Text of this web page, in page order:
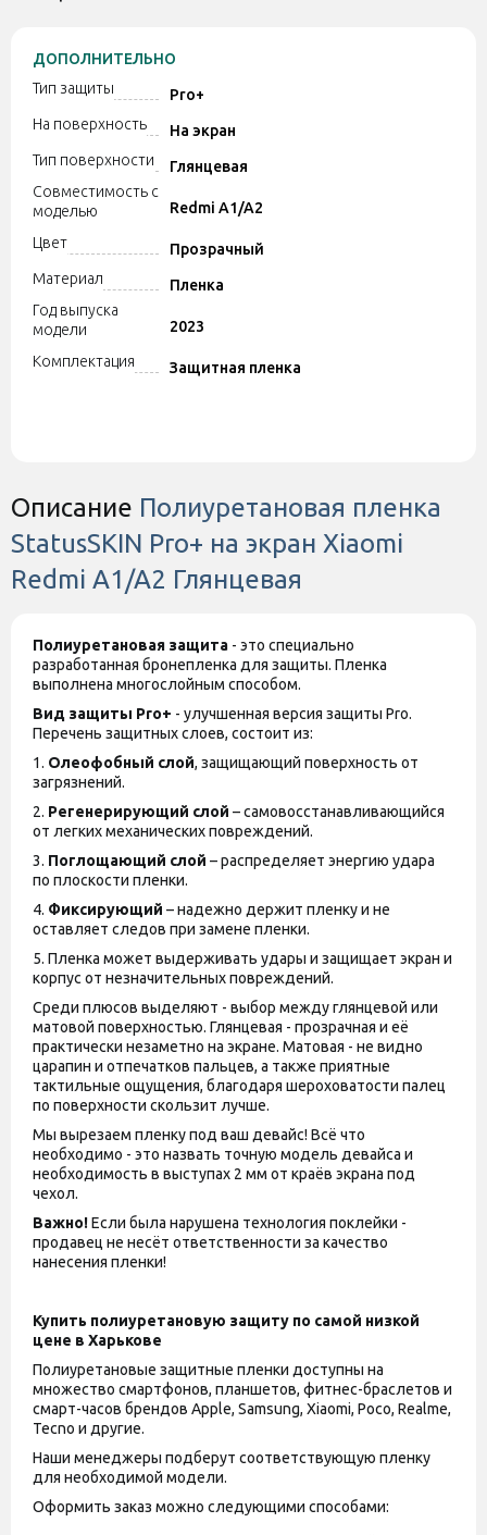
ДОПОЛНИТЕЛЬНО
Тип защиты
Pro+
На поверхность
На экран
Тип поверхности
Глянцевая
Совместимость с
моделью
Redmi A1/A2
Цвет
Прозрачный
Материал
Пленка
Год выпуска
модели
2023
Комплектация
Защитная пленка
Описание Полиуретановая пленка
StatusSKIN Pro+ на экран Xiaomi
Redmi A1/A2 Глянцевая
Полиуретановая защита - это специально
разработанная бронепленка для защиты. Пленка
выполнена многослойным способом.
Вид защиты Pro+ - улучшенная версия защиты Pro.
Перечень защитных слоев, состоит из:
1. Олеофобный слой, защищающий поверхность от
загрязнений.
2. Регенерирующий слой – самовосстанавливающийся
от легких механических повреждений.
3. Поглощающий слой – распределяет энергию удара
по плоскости пленки.
4. Фиксирующий – надежно держит пленку и не
оставляет следов при замене пленки.
5. Пленка может выдерживать удары и защищает экран и
корпус от незначительных повреждений.
Среди плюсов выделяют - выбор между глянцевой или
матовой поверхностью. Глянцевая - прозрачная и её
практически незаметно на экране. Матовая - не видно
царапин и отпечатков пальцев, а также приятные
тактильные ощущения, благодаря шероховатости палец
по поверхности скользит лучше.
Мы вырезаем пленку под ваш девайс! Всё что
необходимо - это назвать точную модель девайса и
необходимость в выступах 2 мм от краёв экрана под
чехол.
Важно!Если была нарушена технология поклейки -
продавец не несёт ответственности за качество
нанесения пленки!
Купить полиуретановую защиту по самой низкой
цене в Харькове
Полиуретановые защитные пленки доступны на
множество смартфонов, планшетов, фитнес-браслетов и
смарт-часов брендов Apple, Samsung, Xiaomi, Poco, Realme,
Tecno и другие.
Наши менеджеры подберут соответствующую пленку
для необходимой модели.
Оформить заказ можно следующими способами: